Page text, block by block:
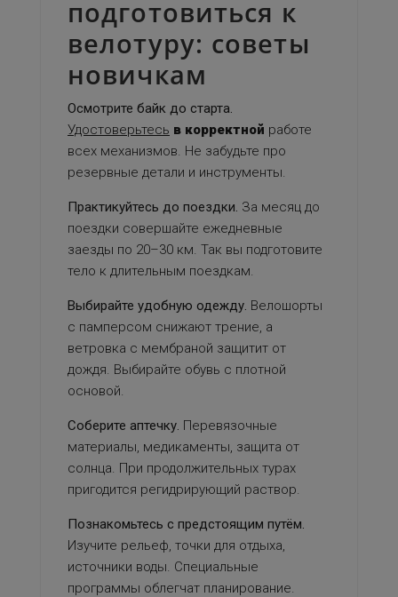
подготовиться к
велотуру: советы
новичкам
Осмотрите байк до старта.
Удостоверьтесь в корректной работе
всех механизмов. Не забудьте про
резервные детали и инструменты.
Практикуйтесь до поездки. За месяц до
поездки совершайте ежедневные
заезды по 20–30 км. Так вы подготовите
тело к длительным поездкам.
Выбирайте удобную одежду. Велошорты
с памперсом снижают трение, а
ветровка с мембраной защитит от
дождя. Выбирайте обувь с плотной
основой.
Соберите аптечку. Перевязочные
материалы, медикаменты, защита от
солнца. При продолжительных турах
пригодится регидрирующий раствор.
Познакомьтесь с предстоящим путём.
Изучите рельеф, точки для отдыха,
источники воды. Специальные
программы облегчат планирование.